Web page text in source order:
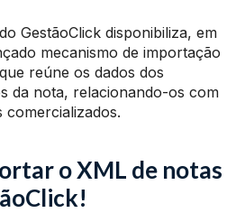
GestãoClick disponibiliza, em
mecanismo de importação
reúne os dados dos
da nota, relacionando-os com
o XML de notas